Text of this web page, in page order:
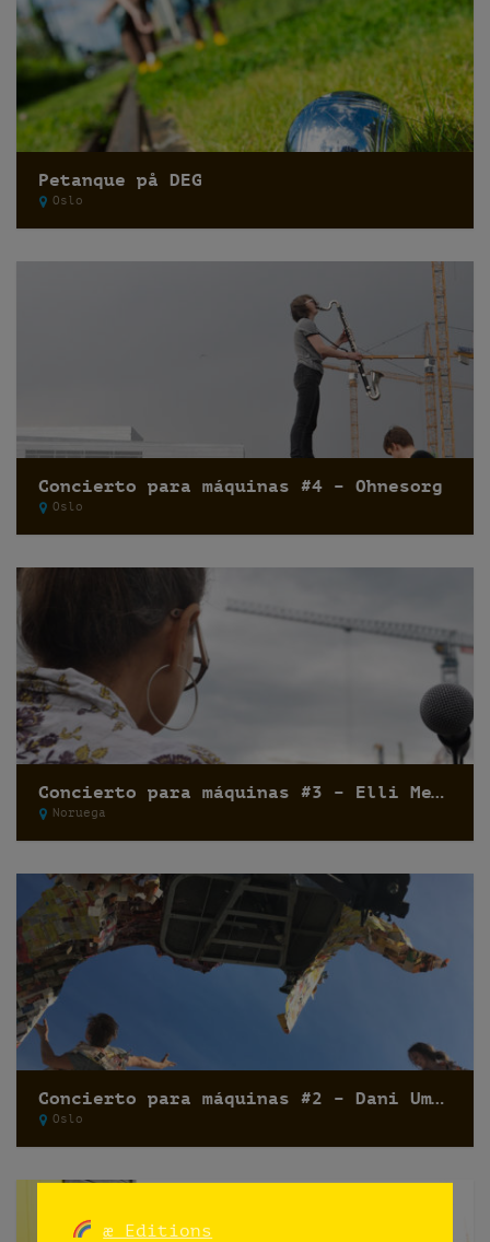
Petanque på DEG
Oslo
Concierto para máquinas #4 – Ohnesorg
Oslo
Concierto para máquinas #3 – Elli Medeiros
Noruega
Concierto para máquinas #2 – Dani Umpi
Oslo
æ Editions